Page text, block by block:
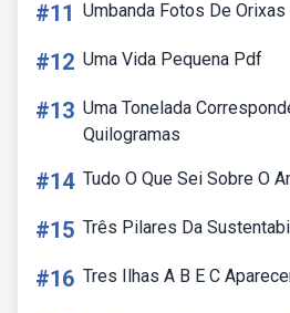
#11 Umbanda Fotos De Orixas
#12 Uma Vida Pequena Pdf
#13 Uma Tonelada
Quilogramas
#14 Tudo O Que Sei Sobre O
#15 Três Pilares Da
#16 Tres Ilhas A B E C